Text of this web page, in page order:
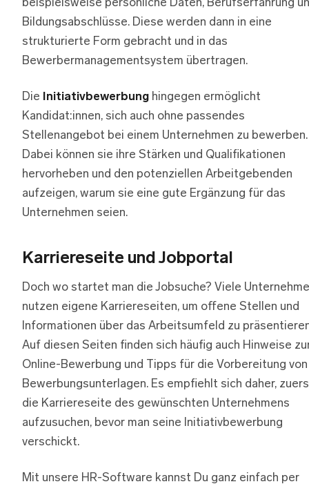
beispielsweise persönliche Daten, Berufserfahrung
Bildungsabschlüsse. Diese werden dann in eine
strukturierte Form gebracht und in das
Bewerbermanagementsystem übertragen.
Die Initiativbewerbung hingegen ermöglicht
Kandidat:innen, sich auch ohne passendes
Stellenangebot bei einem Unternehmen zu bewerben.
Dabei können sie ihre Stärken und Qualifikationen
hervorheben und den potenziellen Arbeitgebenden
aufzeigen, warum sie eine gute Ergänzung für das
Unternehmen seien.
Karriereseite und Jobportal
Doch wo startet man die Jobsuche? Viele
nutzen eigene Karriereseiten, um offene Stellen und
Informationen über das Arbeitsumfeld zu
Auf diesen Seiten finden sich häufig auch Hinweise
Online-Bewerbung und Tipps für die Vorbereitung von
Bewerbungsunterlagen. Es empfiehlt sich daher,
die Karriereseite des gewünschten Unternehmens
aufzusuchen, bevor man seine Initiativbewerbung
verschickt.
Mit unsere HR-Software kannst Du ganz einfach per